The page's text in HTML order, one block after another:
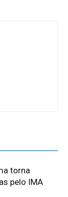
torna
pelo IMA